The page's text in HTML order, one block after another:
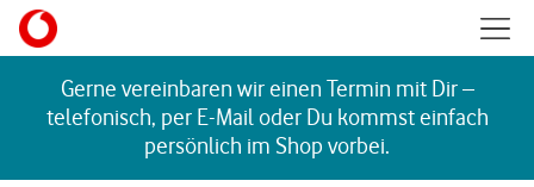
Skip to content
Gerne vereinbaren wir einen Termin mit Dir –
telefonisch, per E-Mail oder Du kommst einfach
persönlich im Shop vorbei.